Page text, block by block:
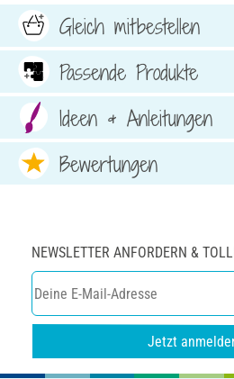
Gleich mitbestellen
Passende Produkte
Ideen & Anleitungen
Bewertungen
NEWSLETTER ANFORDERN &
Jetzt